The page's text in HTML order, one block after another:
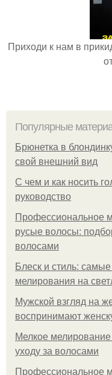
Приходи к нам в
Популярные
Брюнетка в
свой внешний вид
С чем и как носить
руководство
Профессиональное
русые волосы:
волосами
Блеск и стиль:
мелирования на
Мужской взгляд на
воспринимают
Мелкое мелирование
уходу за волосами
Профессиональное